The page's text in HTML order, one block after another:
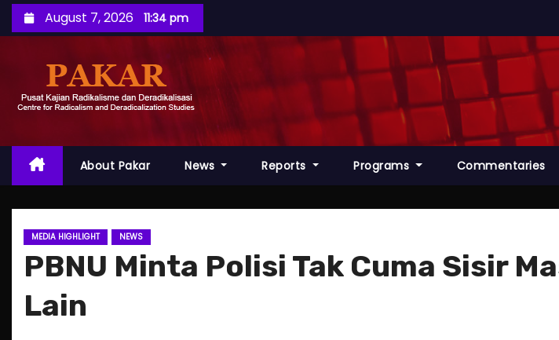
k
c
n
August 7, 2026 11:34 pm
About Pakar News Reports Programs Commentaries
MEDIA HIGHLIGHT NEWS
PBNU Minta Polisi Tak Cuma Sisir
Lain